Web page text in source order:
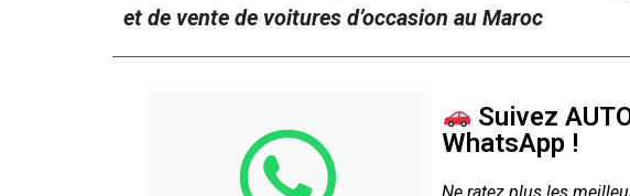
et de vente de voitures d’occasion au Maroc
Suivez
WhatsApp !